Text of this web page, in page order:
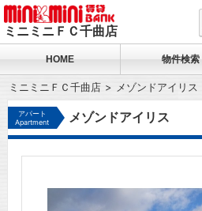
ミニミニＦＣ千曲店
HOME 物件検索
ミニミニＦＣ千曲店 メゾンドアイリス
アパート
Apartment
メゾンドアイリス